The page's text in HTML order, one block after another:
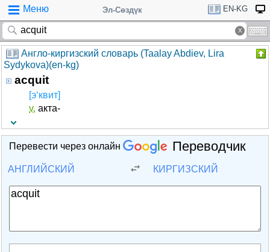
Меню Эл-Сөздүк EN-KG
Англо-киргизский словарь (Taalay Abdiev, Lira
Sydykova)(en-kg)
acquit
[э‘квит]
v. акта-
Перевести через онлайн Переводчик
АНГЛИЙСКИЙ КИРГИЗСКИЙ